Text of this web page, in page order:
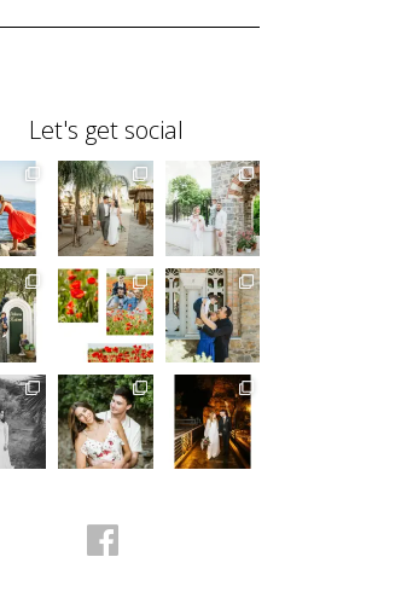
Let's get social